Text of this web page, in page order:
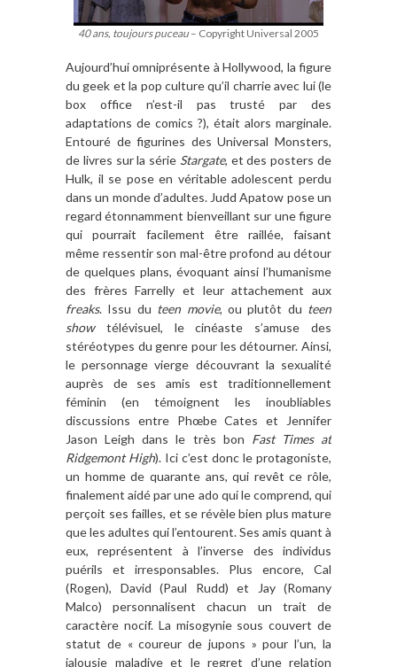
40 ans, toujours puceau– Copyright Universal 2005
Aujourd’hui omniprésente àHollywood, la figure
du geek et la pop culture qu’il charrie avec lui (le
box office n’est-il pas trusté par des
adaptations de comics ?), était alors marginale.
Entouré de figurines des Universal Monsters,
de livres sur la série Stargate, et des postersde
Hulk, il se pose en véritable adolescent perdu
dans un monde d’adultes. Judd Apatow pose un
regardétonnamment bienveillant sur une figure
qui pourrait facilement être raillée, faisant
même ressentir son mal-être profond au détour
de quelques plans, évoquant ainsi l’humanisme
des frères Farrelly et leur attachement aux
freaks. Issu du teen movie, ou plutôt du teen
showtélévisuel, le cinéaste s’amuse des
stéréotypes du genre pour les détourner. Ainsi,
le personnage vierge découvrant la sexualité
auprès de ses amis est traditionnellement
féminin (en témoignent les inoubliables
discussions entre Phœbe Cates et Jennifer
Jason Leigh dans le très bon Fast Times at
Ridgemont High). Ici c’est donc le protagoniste,
un homme de quarante ans, qui revêt ce rôle,
finalement aidé par une ado qui le comprend, qui
perçoit ses failles, et se révèle bien plus mature
que les adultes qui l’entourent. Ses amis quant à
eux, représentent à l’inverse des individus
puérils et irresponsables. Plus encore, Cal
(Rogen), David (Paul Rudd) et Jay (Romany
Malco) personnalisent chacun un trait de
caractère nocif. La misogynie sous couvert de
statut de « coureur de jupons »pour l’un, la
jalousie maladive et le regret d’une relation